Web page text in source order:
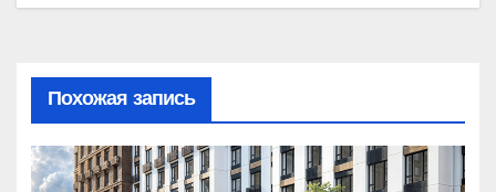
Похожая запись